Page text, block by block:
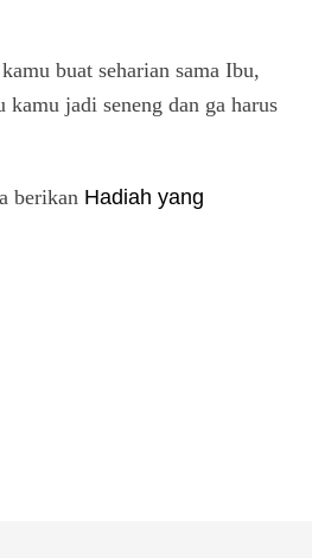
buat seharian sama Ibu,
jadi seneng dan ga harus
berikan Hadiah yang